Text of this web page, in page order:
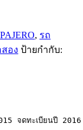
PAJERO, รถ
อง ป้ายกำกับ:
จดทะเบียนปี 2016